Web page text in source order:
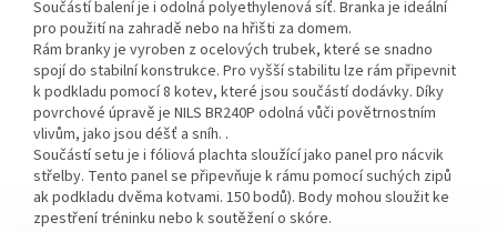
Součástí balení je i odolná polyethylenová síť. Branka je ideální
pro použití na zahradě nebo na hřišti za domem.
Rám branky je vyroben z ocelových trubek, které se snadno
spojí do stabilní konstrukce. Pro vyšší stabilitu lze rám připevnit
k podkladu pomocí 8 kotev, které jsou součástí dodávky. Díky
povrchové úpravě je NILS BR240P odolná vůči povětrnostním
vlivům, jako jsou déšť a sníh. .
Součástí setu je i fóliová plachta sloužící jako panel pro nácvik
střelby. Tento panel se připevňuje k rámu pomocí suchých zipů
ak podkladu dvěma kotvami. 150 bodů). Body mohou sloužit ke
zpestření tréninku nebo k soutěžení o skóre.